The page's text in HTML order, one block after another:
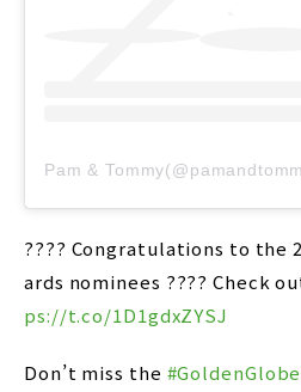
???? Congratulations to the
ards nominees ???? Check
ps://t.co/1D1gdxZYSJ
Don’t miss the